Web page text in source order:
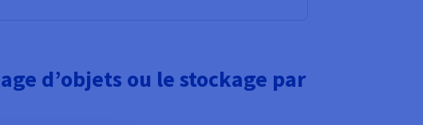
d’objets ou le stockage par